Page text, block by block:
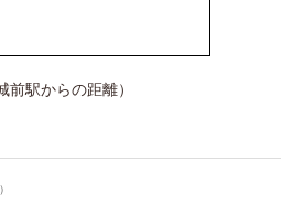
駅からの距離）